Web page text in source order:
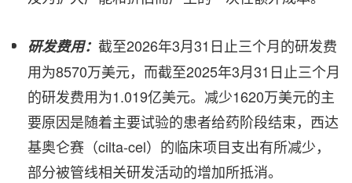
研发费用： 截至2026年3月31日止三个月的研发费
用为8570万美元，而截至2025年3月31日止三个月
的研发费用为1.019亿美元。减少1620万美元的主
要原因是随着主要试验的患者给药阶段结束，西达
基奥仑赛（cilta-cel）的临床项目支出有所减少，
部分被管线相关研发活动的增加所抵消。